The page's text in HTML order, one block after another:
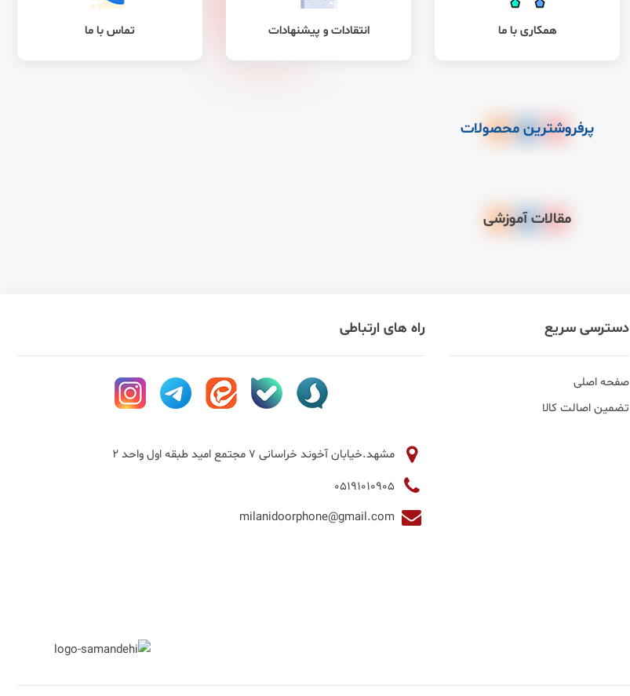
همکاری با ما انتقادات و پیشنهادات تماس با ما
پرفروشترین محصولات
مقالات آموزشی
دسترسی سریع
صفحه اصلی
تضمین اصالت کالا
راه های ارتباطی
مشهد.خیابان آخوند خراسانی 7 مجتمع امید طبقه اول واحد 2